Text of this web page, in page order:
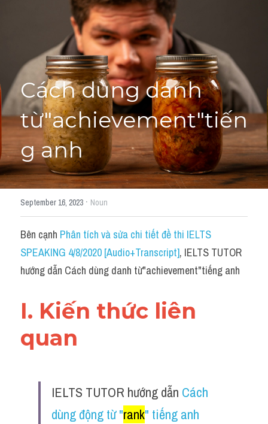
Học thử →
Cách dùng danh
từ"achievement"tiến
g anh
September 16, 2023 · Noun
Bên cạnh Phân tích và sửa chi tiết đề thi IELTS
SPEAKING 4/8/2020 [Audio+Transcript], IELTS TUTOR
hướng dẫn Cách dùng danh từ"achievement"tiếng anh
I. Kiến thức liên
quan
IELTS TUTOR hướng dẫn Cách
dùng động từ "rank" tiếng anh